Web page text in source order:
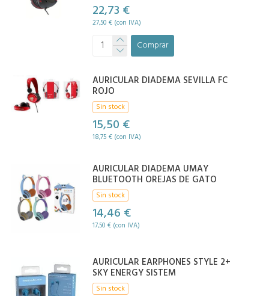
22,73 €
27,50 € (con IVA)
Comprar
AURICULAR DIADEMA SEVILLA FC
ROJO
Sin stock
15,50 €
18,75 € (con IVA)
AURICULAR DIADEMA UMAY
BLUETOOTH OREJAS DE GATO
Sin stock
14,46 €
17,50 € (con IVA)
AURICULAR EARPHONES STYLE 2+
SKY ENERGY SISTEM
Sin stock